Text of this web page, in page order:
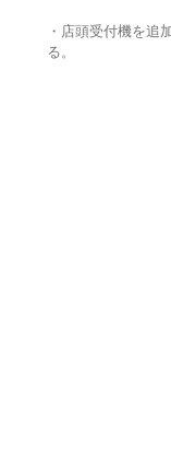
・店頭受付機を追
る。